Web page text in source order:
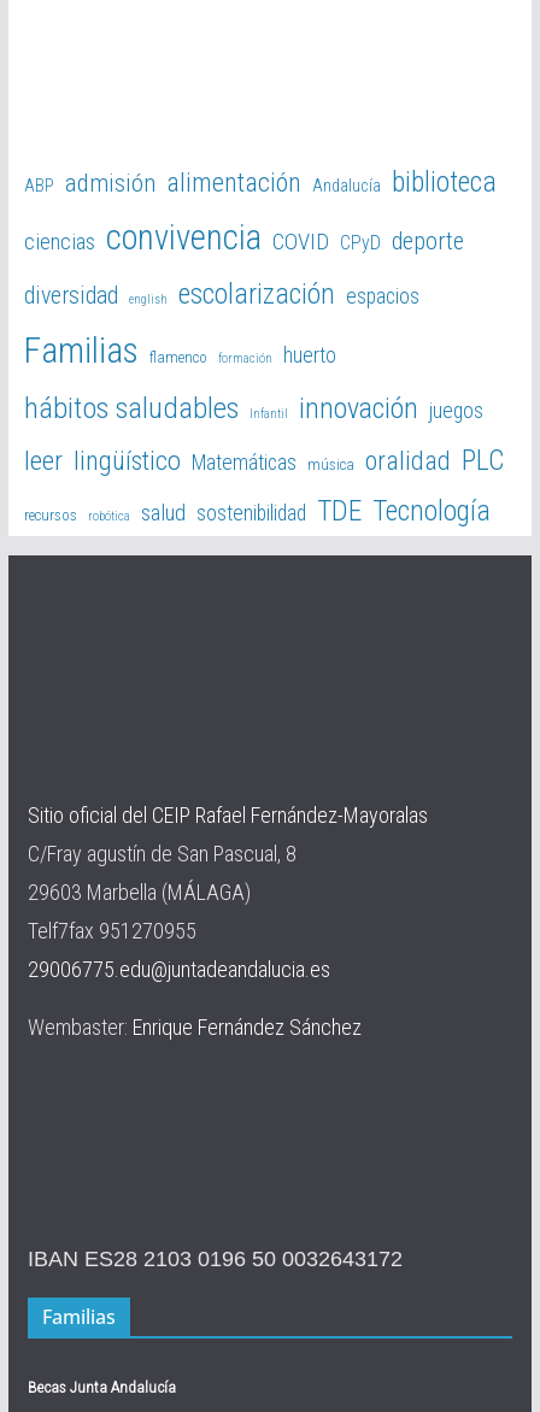
ABP admisión alimentación Andalucía biblioteca
ciencias convivencia COVID CPyD deporte
diversidad english escolarización espacios
Familias flamenco formación huerto
hábitos saludables Infantil innovación juegos
leer lingüístico Matemáticas música oralidad PLC
recursos robótica salud sostenibilidad TDE Tecnología
Sitio oficial del CEIP Rafael Fernández-Mayoralas
C/Fray agustín de San Pascual, 8
29603 Marbella (MÁLAGA)
Telf7fax 951270955
29006775.edu@juntadeandalucia.es
Wembaster: Enrique Fernández Sánchez
IBAN ES28 2103 0196 50 0032643172
Familias
Becas Junta Andalucía